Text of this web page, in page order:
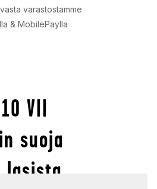
varastostamme
& MobilePaylla
VII
suoja
lasista